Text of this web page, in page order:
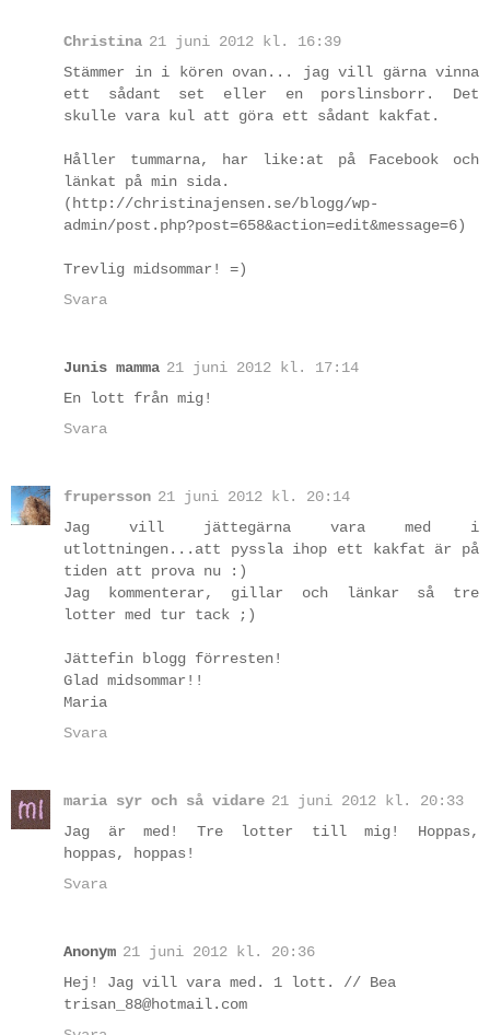
Christina 21 juni 2012 kl. 16:39
Stämmer in i kören ovan... jag vill gärna vinna
ett sådant set eller en porslinsborr. Det
skulle vara kul att göra ett sådant kakfat.
Håller tummarna, har like:at på Facebook och
länkat på min sida.
(http://christinajensen.se/blogg/wp-
admin/post.php?post=658&action=edit&message=6)
Trevlig midsommar! =)
Svara
Junis mamma 21 juni 2012 kl. 17:14
En lott från mig!
Svara
frupersson 21 juni 2012 kl. 20:14
Jag vill jättegärna vara med i
utlottningen...att pyssla ihop ett kakfat är på
tiden att prova nu :)
Jag kommenterar, gillar och länkar så tre
lotter med tur tack ;)
Jättefin blogg förresten!
Glad midsommar!!
Maria
Svara
maria syr och så vidare 21 juni 2012 kl. 20:33
Jag är med! Tre lotter till mig! Hoppas,
hoppas, hoppas!
Svara
Anonym 21 juni 2012 kl. 20:36
Hej! Jag vill vara med. 1 lott. // Bea
trisan_88@hotmail.com